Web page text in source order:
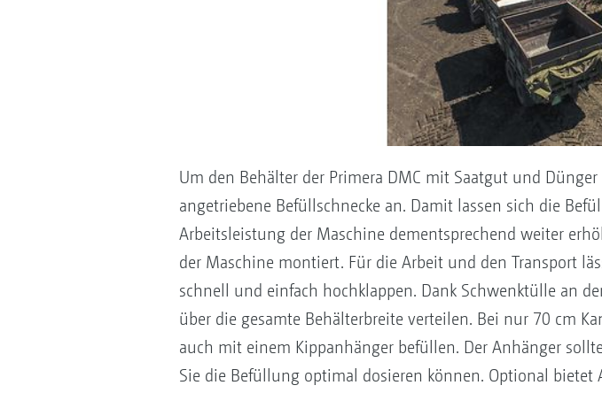
Um den Behälter der Primera DMC mit Saatgut und
angetriebene Befüllschnecke an. Damit lassen sich die
Arbeitsleistung der Maschine dementsprechend weiter
der Maschine montiert. Für die Arbeit und den Transport
schnell und einfach hochklappen. Dank Schwenktülle an
über die gesamte Behälterbreite verteilen. Bei nur 70 cm
auch mit einem Kippanhänger befüllen. Der Anhänger
Sie die Befüllung optimal dosieren können. Optional bietet